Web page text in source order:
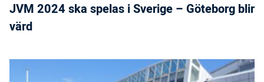
JVM 2024 ska spelas i Sverige – Göteborg blir
värd